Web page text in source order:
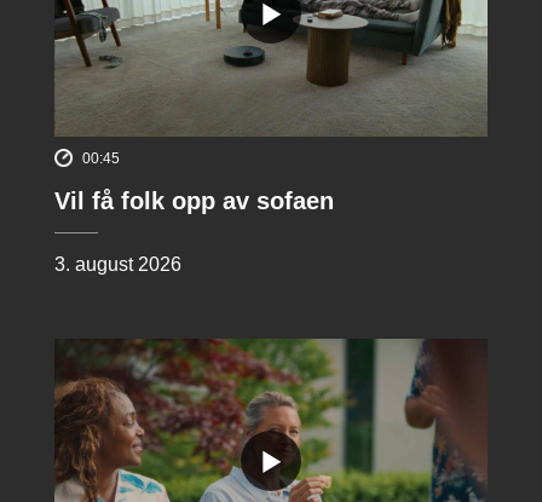
00:45
Vil få folk opp av sofaen
3. august 2026